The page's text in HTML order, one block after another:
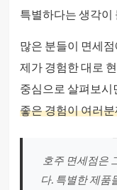
특별하다는 생각이
많은 분들이 면세
제가 경험한 대로
중심으로 살펴보시
좋은 경험이 여러
호주 면세점은
다. 특별한 제품